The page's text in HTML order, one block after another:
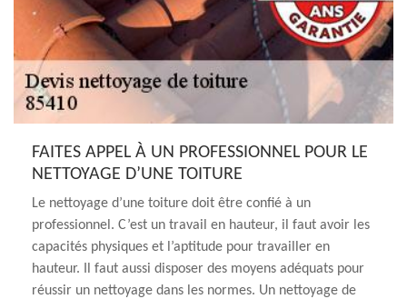
FAITES APPEL À UN PROFESSIONNEL POUR LE
NETTOYAGE D’UNE TOITURE
Le nettoyage d’une toiture doit être confié à un
professionnel. C’est un travail en hauteur, il faut avoir les
capacités physiques et l’aptitude pour travailler en
hauteur. Il faut aussi disposer des moyens adéquats pour
réussir un nettoyage dans les normes. Un nettoyage de